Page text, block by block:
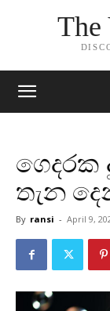
The
ගෙදරක
තැන
By ransi - April 9,